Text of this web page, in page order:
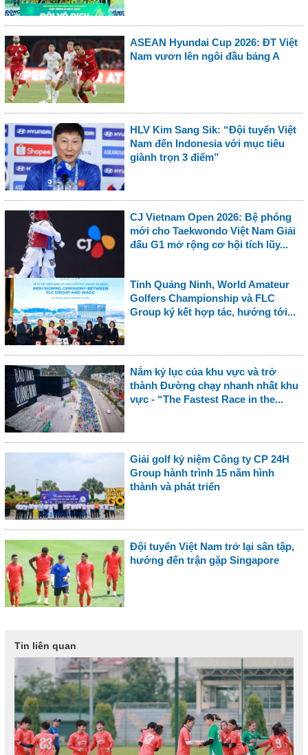
ASEAN Hyundai Cup 2026: ĐT Việt
Nam vươn lên ngôi đầu bảng A
HLV Kim Sang Sik: “Đội tuyển Việt
Nam đến Indonesia với mục tiêu
giành trọn 3 điểm”
CJ Vietnam Open 2026: Bệ phóng
mới cho Taekwondo Việt Nam Giải
đấu G1 mở rộng cơ hội tích lũy...
Tỉnh Quảng Ninh, World Amateur
Golfers Championship và FLC
Group ký kết hợp tác, hướng tới...
Nắm kỷ lục của khu vực và trở
thành Đường chạy nhanh nhất khu
vực - “The Fastest Race in the...
Giải golf kỷ niệm Công ty CP 24H
Group hành trình 15 năm hình
thành và phát triển
Đội tuyển Việt Nam trở lại sân tập,
hướng đến trận gặp Singapore
Tin liên quan